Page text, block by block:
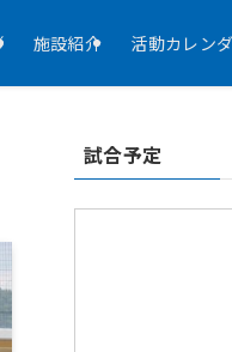
施設紹介 活動カレン
試合予定